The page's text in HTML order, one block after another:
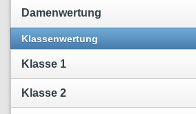
Damenwertung
Klassenwertung
Klasse 1
Klasse 2